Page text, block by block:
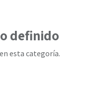
definido
esta categoría.